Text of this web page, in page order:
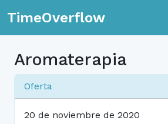
TimeOverflow
Aromaterapia
Oferta
20 de noviembre de 2020